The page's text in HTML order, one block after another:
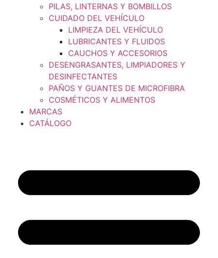
PILAS, LINTERNAS Y BOMBILLOS
CUIDADO DEL VEHÍCULO
LIMPIEZA DEL VEHÍCULO
LUBRICANTES Y FLUIDOS
CAUCHOS Y ACCESORIOS
DESENGRASANTES, LIMPIADORES Y
DESINFECTANTES
PAÑOS Y GUANTES DE MICROFIBRA
COSMÉTICOS Y ALIMENTOS
MARCAS
CATÁLOGO